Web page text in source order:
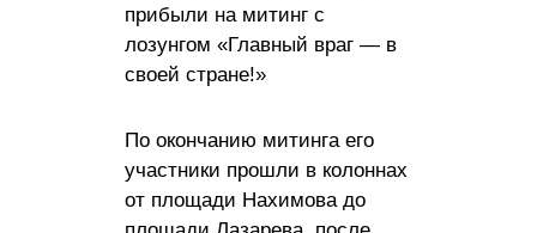
прибыли на митинг с
лозунгом «Главный враг — в
своей стране!»
По окончанию митинга его
участники прошли в колоннах
от площади Нахимова до